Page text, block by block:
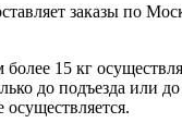
заказы по
более 15 кг
до подъезда или